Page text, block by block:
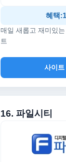
혜택
매일 새롭고 재미있
트
사이트
16. 파일시티